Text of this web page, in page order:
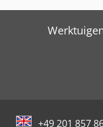
+49 201 857